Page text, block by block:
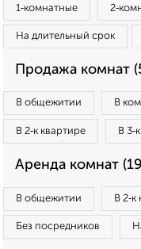
1‑комнатные
На длительный срок
Продажа комнат
В общежитии В
В 2‑к квартире В
Аренда комнат
В общежитии В
Без посредников